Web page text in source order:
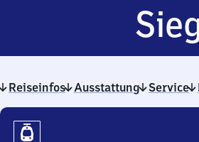
Reiseinfos Ausstattung Service
Reiseinfos